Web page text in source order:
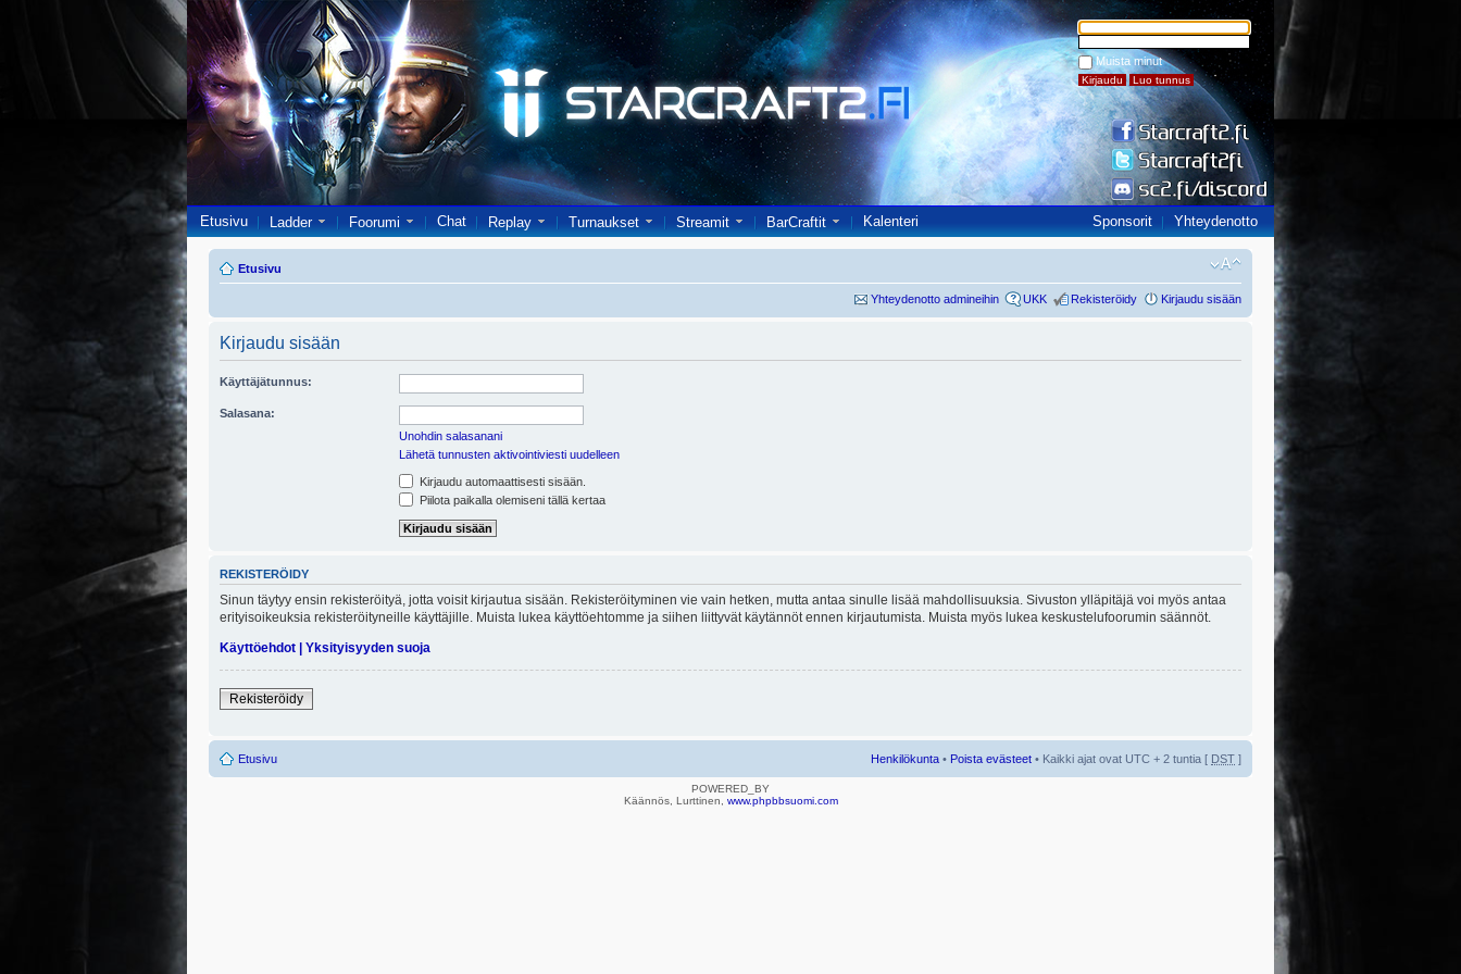
Muista minut
Etusivu Ladder Foorumi Chat Replay Turnaukset Streamit BarCraftit Kalenteri Sponsorit Yhteydenotto
Etusivu
Yhteydenotto admineihin UKK Rekisteröidy Kirjaudu sisään
Kirjaudu sisään
Käyttäjätunnus:
Salasana:
Unohdin salasanani
Lähetä tunnusten aktivointiviesti uudelleen
Kirjaudu automaattisesti sisään.
Piilota paikalla olemiseni tällä kertaa
REKISTERÖIDY
Sinun täytyy ensin rekisteröityä, jotta voisit kirjautua sisään. Rekisteröityminen vie vain hetken, mutta antaa sinulle lisää mahdollisuuksia. Sivuston ylläpitäjä voi myös antaa
erityisoikeuksia rekisteröityneille käyttäjille. Muista lukea käyttöehtomme ja siihen liittyvät käytännöt ennen kirjautumista. Muista myös lukea keskustelufoorumin säännöt.
Käyttöehdot | Yksityisyyden suoja
Rekisteröidy
Etusivu Henkilökunta • Poista evästeet • Kaikki ajat ovat UTC + 2 tuntia [ DST ]
POWERED_BY
Käännös, Lurttinen, www.phpbbsuomi.com